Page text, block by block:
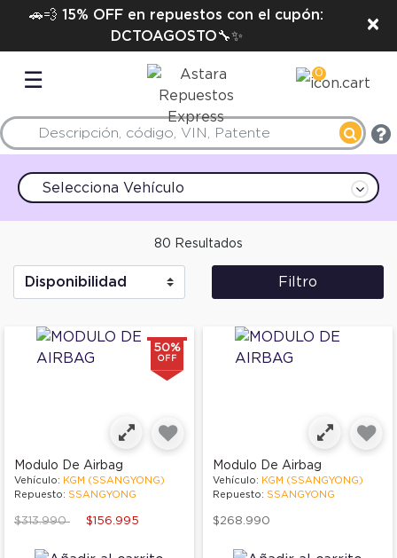
🚗💨 15% OFF en repuestos con el cupón:
DCTOAGOSTO🔧✨
×
☰ 0
Selecciona Vehículo
80 Resultados
Filtro
50%
OFF
Modulo De Airbag
Vehículo: KGM (SSANGYONG)
Repuesto: SSANGYONG
Price reduced from
$313.990to $156.995
Modulo De Airbag
Vehículo: KGM (SSANGYONG)
Repuesto: SSANGYONG
$268.990